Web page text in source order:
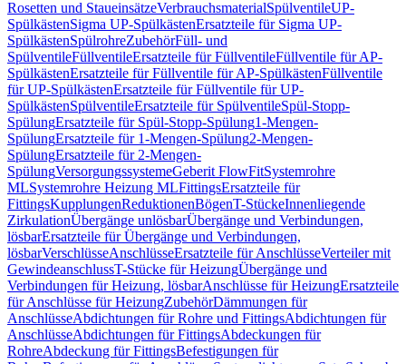
Rosetten und StaueinsätzeVerbrauchsmaterialSpülventileUP-
SpülkästenSigma UP-SpülkästenErsatzteile für Sigma UP-
SpülkästenSpülrohreZubehörFüll- und
SpülventileFüllventileErsatzteile für FüllventileFüllventile für AP-
SpülkästenErsatzteile für Füllventile für AP-SpülkästenFüllventile
für UP-SpülkästenErsatzteile für Füllventile für UP-
SpülkästenSpülventileErsatzteile für SpülventileSpül-Stopp-
SpülungErsatzteile für Spül-Stopp-Spülung1-Mengen-
SpülungErsatzteile für 1-Mengen-Spülung2-Mengen-
SpülungErsatzteile für 2-Mengen-
SpülungVersorgungssystemeGeberit FlowFitSystemrohre
MLSystemrohre Heizung MLFittingsErsatzteile für
FittingsKupplungenReduktionenBögenT-StückeInnenliegende
ZirkulationÜbergänge unlösbarÜbergänge und Verbindungen,
lösbarErsatzteile für Übergänge und Verbindungen,
lösbarVerschlüsseAnschlüsseErsatzteile für AnschlüsseVerteiler mit
GewindeanschlussT-Stücke für HeizungÜbergänge und
Verbindungen für Heizung, lösbarAnschlüsse für HeizungErsatzteile
für Anschlüsse für HeizungZubehörDämmungen für
AnschlüsseAbdichtungen für Rohre und FittingsAbdichtungen für
AnschlüsseAbdichtungen für FittingsAbdeckungen für
RohreAbdeckung für FittingsBefestigungen für